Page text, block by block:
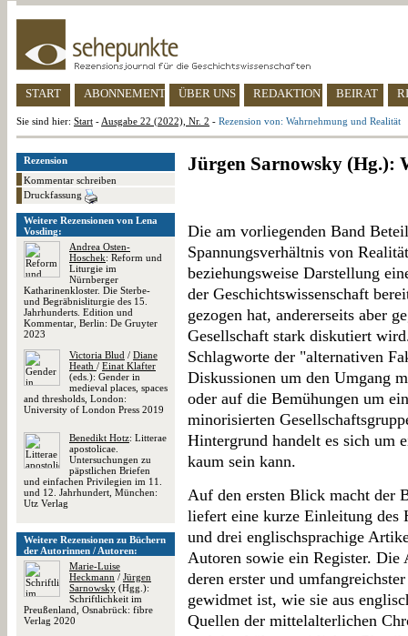
START ABONNEMENT ÜBER UNS REDAKTION BEIRAT
Sie sind hier: Start - Ausgabe 22 (2022), Nr. 2 - Rezension von: Wahrnehmung und Realität
Rezension
Kommentar schreiben
Druckfassung
Weitere Rezensionen von Lena
Vosding:
Andrea Osten-
Hoschek: Reform und
Liturgie im
Nürnberger
Katharinenkloster. Die Sterbe-
und Begräbnisliturgie des 15.
Jahrhunderts. Edition und
Kommentar, Berlin: De Gruyter
2023
Victoria Blud / Diane
Heath / Einat Klafter
(eds.): Gender in
medieval places, spaces
and thresholds, London:
University of London Press 2019
Benedikt Hotz: Litterae
apostolicae.
Untersuchungen zu
päpstlichen Briefen
und einfachen Privilegien im 11.
und 12. Jahrhundert, München:
Utz Verlag
Weitere Rezensionen zu Büchern
der Autorinnen / Autoren:
Marie-Luise
Heckmann / Jürgen
Sarnowsky (Hgg.):
Schriftlichkeit im
Preußenland, Osnabrück: fibre
Verlag 2020
Jürgen Sarnowsky (Hg.):
Die am vorliegenden Band
Spannungsverhältnis von
beziehungsweise Darstellung
der Geschichtswissenschaft
gezogen hat, andererseits aber
Gesellschaft stark diskutiert
Schlagworte der "alternativen
Diskussionen um den Umgang
oder auf die Bemühungen um
minorisierten
Hintergrund handelt es sich um
kaum sein kann.
Auf den ersten Blick macht der
liefert eine kurze Einleitung des
und drei englischsprachige
Autoren sowie ein Register.
deren erster und
gewidmet ist, wie sie aus
Quellen der mittelalterlichen